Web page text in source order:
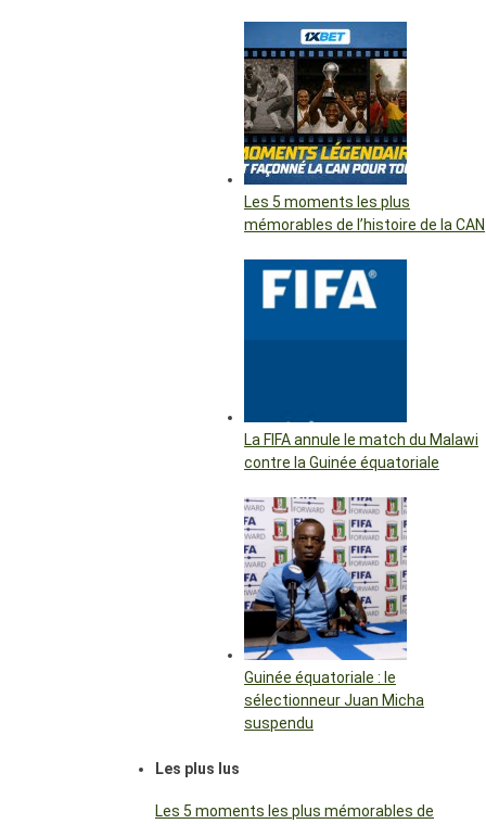
Les 5 moments les plus
mémorables de l’histoire de la CAN
La FIFA annule le match du Malawi
contre la Guinée équatoriale
Guinée équatoriale : le
sélectionneur Juan Micha
suspendu
Les plus lus
Les 5 moments les plus mémorables de